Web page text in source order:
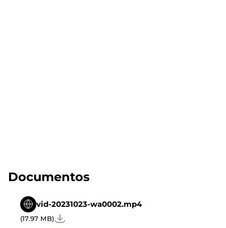
Documentos
vid-20231023-wa0002.mp4
(17.97 MB)